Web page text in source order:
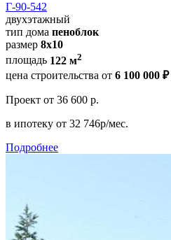
Г-90-542
двухэтажный
тип дома пеноблок
размер 8х10
площадь 122 м2
цена строительства от 6 100 000 ₽
Проект от 36 600 р.
в ипотеку от 32 746р/мес.
Подробнее